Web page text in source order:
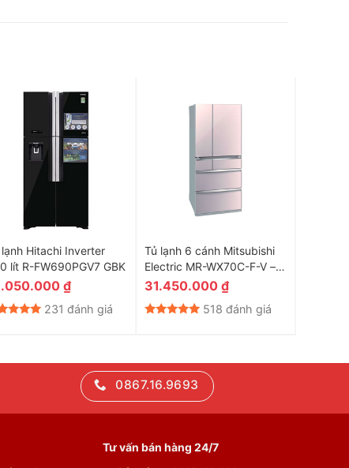
lạnh Hitachi Inverter
lít R-FW690PGV7 GBK
₫
231 đánh giá
Tủ lạnh 6 cánh Mitsubishi
Electric MR-WX70C-F-V –
694 Lít
31.450.000₫
518 đánh giá
0867.16.9693
Tư vấn bán hàng 24/7